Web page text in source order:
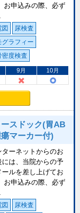
お申込みの際、必ず
図
尿検査
グラフィー
密度検査
9月 10月
ースドック(胃AB
マーカー付)
ーネットからのお
には、当院からの予
ールを差し上げてお
お申込みの際、必ず
図
尿検査